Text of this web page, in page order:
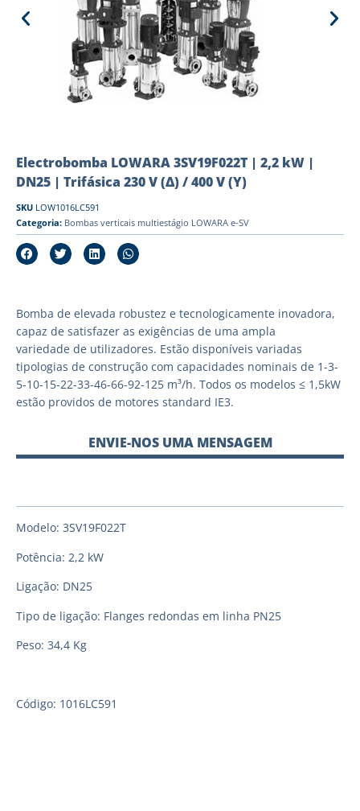
Electrobomba LOWARA 3SV19F022T | 2,2 kW |
DN25 | Trifásica 230 V (Δ) / 400 V (Y)
SKU LOW1016LC591
Categoria: Bombas verticais multiestágio LOWARA e-SV
Bomba de elevada robustez e tecnologicamente inovadora,
capaz de satisfazer as exigências de uma ampla
variedade de utilizadores. Estão disponíveis variadas
tipologias de construção com capacidades nominais de 1-3-
5-10-15-22-33-46-66-92-125 m³/h. Todos os modelos ≤ 1,5kW
estão providos de motores standard IE3.
ENVIE-NOS UMA MENSAGEM
Modelo: 3SV19F022T
Potência: 2,2 kW
Ligação: DN25
Tipo de ligação: Flanges redondas em linha PN25
Peso: 34,4 Kg
Código: 1016LC591